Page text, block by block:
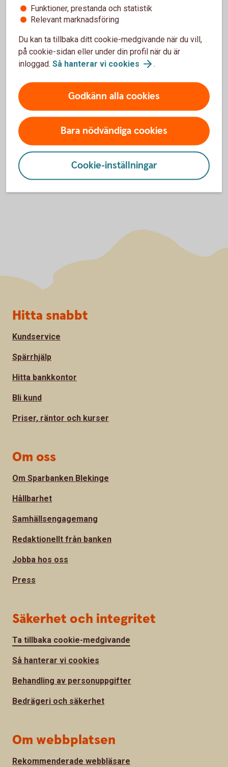
USA
Amerikansk
dollar
För att se detta innehåll behöver du först
och statistik.
Inställningar för cookies
Funktioner, prestanda och statistik
Relevant marknadsföring
Du kan ta tillbaka ditt cookie-medgivande när du vill,
på cookie-sidan eller under din profil när du är
inloggad. Så hanterar vi cookies .
Godkänn alla cookies
Bara nödvändiga cookies
Cookie-inställningar
Sidfot
Hitta snabbt
Kundservice
Spärrhjälp
Hitta bankkontor
Bli kund
Priser, räntor och kurser
Om oss
Om Sparbanken Blekinge
Hållbarhet
Samhällsengagemang
Redaktionellt från banken
Jobba hos oss
Press
Säkerhet och integritet
Ta tillbaka cookie-medgivande
Så hanterar vi cookies
Behandling av personuppgifter
Bedrägeri och säkerhet
Om webbplatsen
Rekommenderade webbläsare